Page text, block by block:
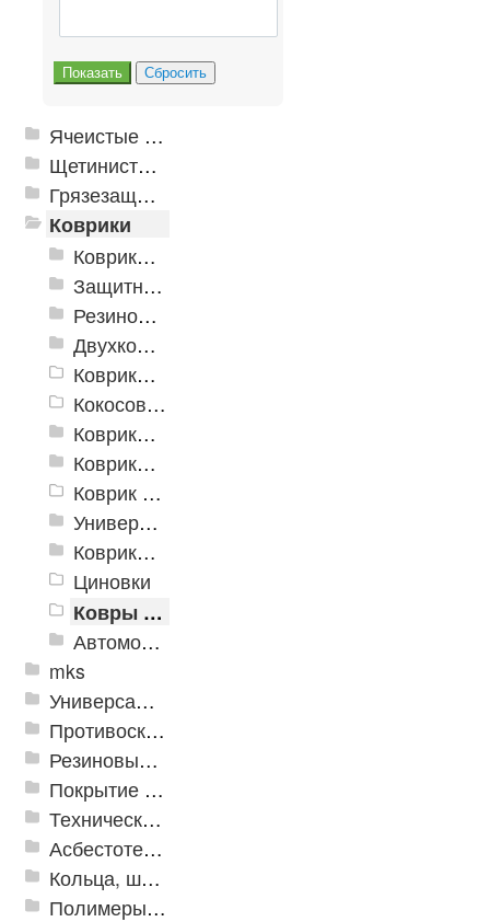
Ячеистые грязезащитные покрытия
Щетинистые покрытия
Грязезащитные, влаговпитывающие покрытия
Коврики
Коврики влаговпитывающие
Защитные коврики и лотки
Резиновые коврики
Двухкомпонентные коврики
Коврики на пенорезине
Кокосовые коврики
Коврики для ванн
Коврики и дорожки пористые (Лапша)
Коврик флокированный
Универсальные коврики
Коврики хлопковые
Циновки
Ковры для детской
Автомобильные коврики
mks
Универсальные модульные покрытия
Противоскользящая защита для лестниц, профили, ленты
Резиновые и ПВХ дорожки
Покрытие из резиновой крошки
Техническая резина
Асбестотехнические и теплоизоляционные материалы
Кольца, шайбы, манжеты
Полимеры и пластики